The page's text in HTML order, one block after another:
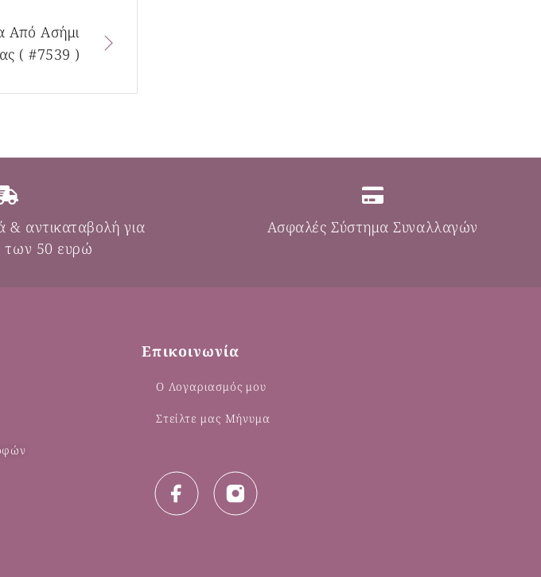
Από Ασήμι
( #7539 )
αντικαταβολή για
των 50 ευρώ
Ασφαλές Σύστημα Συναλλαγών
Επικοινωνία
Ο Λογαριασμός μου
Στείλτε μας Μήνυμα